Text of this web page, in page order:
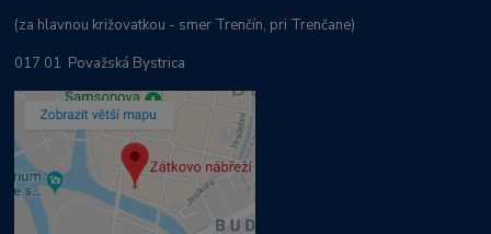
(za hlavnou križovatkou - smer Trenčín, pri Trenčane)
017 01 Považská Bystrica